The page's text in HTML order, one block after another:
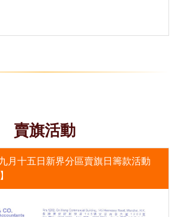
賣旗活動
月十五日新界分區賣旗日籌款活動